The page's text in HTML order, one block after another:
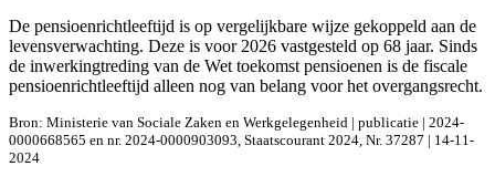
De pensioenrichtleeftijd is op vergelijkbare wijze gekoppeld aan de
levensverwachting. Deze is voor 2026 vastgesteld op 68 jaar. Sinds
de inwerkingtreding van de Wet toekomst pensioenen is de fiscale
pensioenrichtleeftijd alleen nog van belang voor het overgangsrecht.
Bron: Ministerie van Sociale Zaken en Werkgelegenheid | publicatie | 2024-
0000668565 en nr. 2024-0000903093, Staatscourant 2024, Nr. 37287 | 14-11-
2024